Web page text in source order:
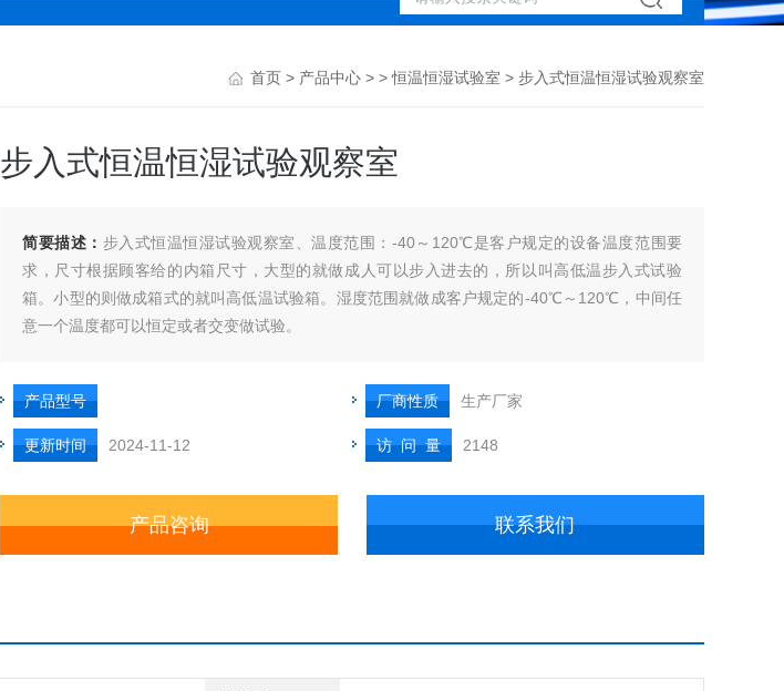
首页 > 产品中心 > >恒温恒湿试验室 > 步入式恒温恒湿试验观察室
步入式恒温恒湿试验观察室
简要描述： 步入式恒温恒湿试验观察室、温度范围：-40～120℃是客户规定的设备温度范围要
求，尺寸根据顾客给的内箱尺寸，大型的就做成人可以步入进去的，所以叫高低温步入式试验
箱。小型的则做成箱式的就叫高低温试验箱。湿度范围就做成客户规定的-40℃～120℃，中间任
意一个温度都可以恒定或者交变做试验。
产品型号 厂商性质 生产厂家
更新时间 2024-11-12 访 问 量 2148
产品咨询 联系我们